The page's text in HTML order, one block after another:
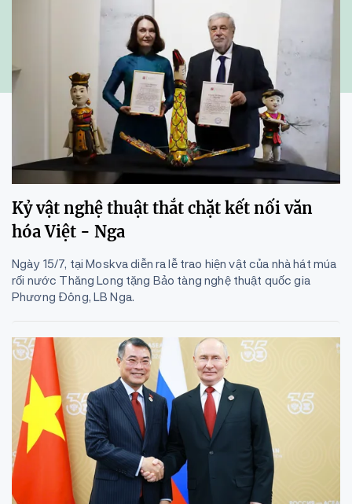
Kỷ vật nghệ thuật thắt chặt kết nối văn
hóa Việt - Nga
Ngày 15/7, tại Moskva diễn ra lễ trao hiện vật của nhà hát múa
rối nước Thăng Long tặng Bảo tàng nghệ thuật quốc gia
Phương Đông, LB Nga.